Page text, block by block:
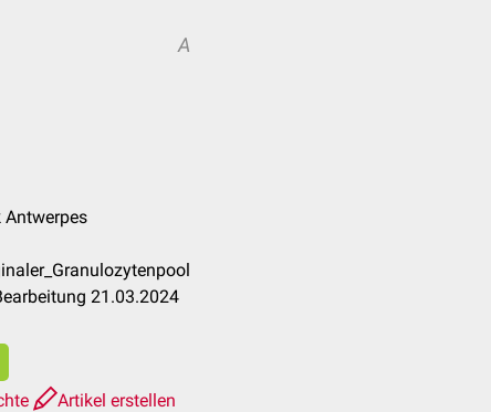
A
Antwerpes
21.03.2024
Artikel erstellen